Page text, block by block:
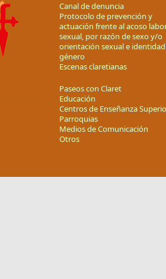
Canal de denuncia
Protocolo de prevención y
actuación frente al acoso
sexual, por razón de sexo y/o
orientación sexual e
género
Escenas claretianas
Paseos con Claret
Educación
Centros de Enseñanza
Parroquias
Medios de Comunicación
Otros